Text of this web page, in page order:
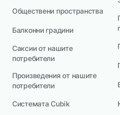
Обществени пространства
Балконни градини
Саксии от нашите
потребители
Произведения от нашите
потребители
Системата Cubik